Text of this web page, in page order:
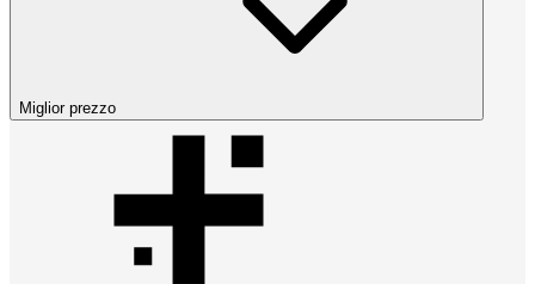
Miglior prezzo